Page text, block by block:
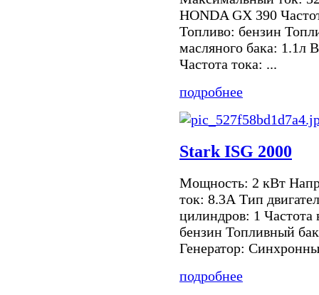
HONDA GX 390
Топливо: бензин
масляного бака: 1.1л
Частота тока: ...
подробнее
Stark ISG 2000
Мощность: 2 кВт
ток: 8.3А Тип
цилиндров: 1
бензин Топливный
Генератор:
подробнее